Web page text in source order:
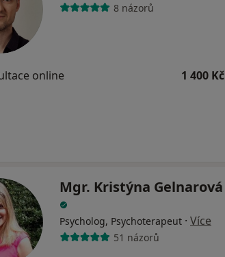
8 názorů
online 1 400 Kč
Mgr. Kristýna Gelnarová
Psycholog, Psychoterapeut · Více
51 názorů